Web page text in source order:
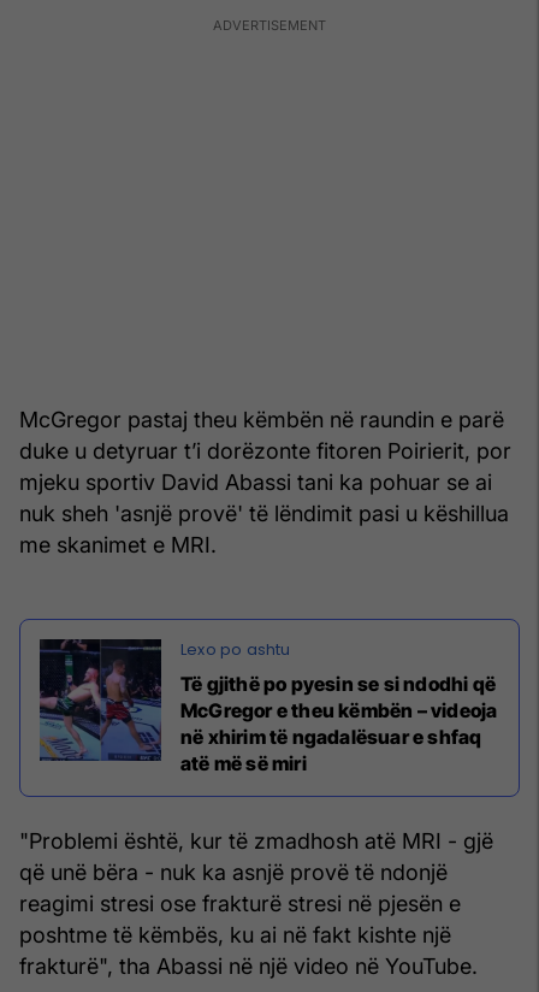
McGregor pastaj theu këmbën në raundin e parë
duke u detyruar t’i dorëzonte fitoren Poirierit, por
mjeku sportiv David Abassi tani ka pohuar se ai
nuk sheh 'asnjë provë' të lëndimit pasi u këshillua
me skanimet e MRI.
Të gjithë po pyesin se si ndodhi që
McGregor e theu këmbën – videoja
në xhirim të ngadalësuar e shfaq
atë më së miri
"Problemi është, kur të zmadhosh atë MRI - gjë
që unë bëra - nuk ka asnjë provë të ndonjë
reagimi stresi ose frakturë stresi në pjesën e
poshtme të këmbës, ku ai në fakt kishte një
frakturë", tha Abassi në një video në YouTube.